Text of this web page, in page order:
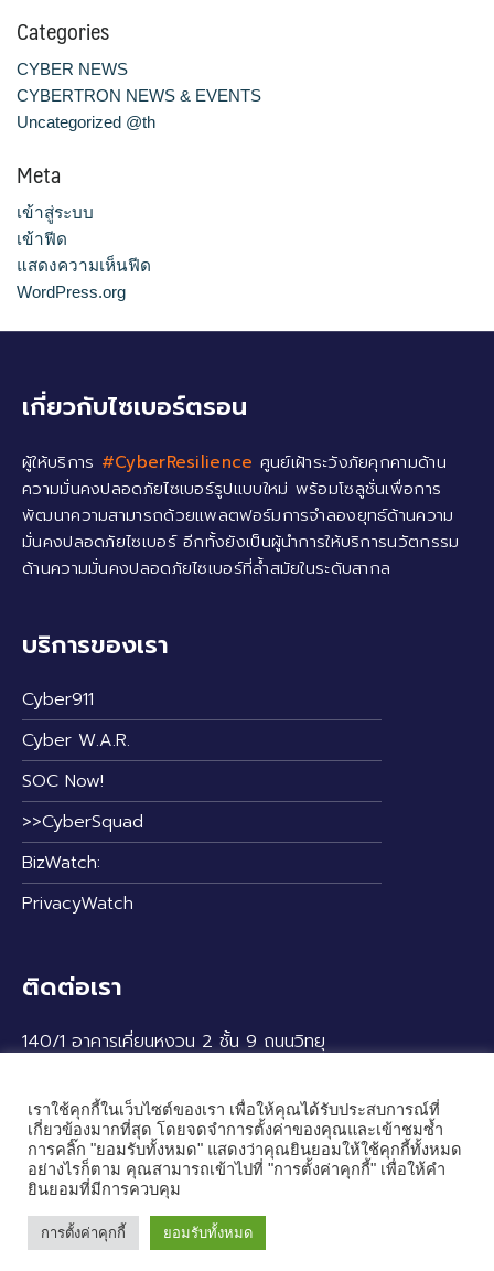
Categories
CYBER NEWS
CYBERTRON NEWS & EVENTS
Uncategorized @th
Meta
เข้าสู่ระบบ
เข้าฟีด
แสดงความเห็นฟีด
WordPress.org
เกี่ยวกับไซเบอร์ตรอน
ผู้ให้บริการ #CyberResilience ศูนย์เฝ้าระวังภัยคุกคามด้าน
ความมั่นคงปลอดภัยไซเบอร์รูปแบบใหม่ พร้อมโซลูชั่นเพื่อการ
พัฒนาความสามารถด้วยแพลตฟอร์มการจำลองยุทธ์ด้านความ
มั่นคงปลอดภัยไซเบอร์ อีกทั้งยังเป็นผู้นำการให้บริการนวัตกรรม
ด้านความมั่นคงปลอดภัยไซเบอร์ที่ล้ำสมัยในระดับสากล
บริการของเรา
Cyber911
Cyber W.A.R.
SOC Now!
>>CyberSquad
BizWatch:
PrivacyWatch
ติดต่อเรา
140/1 อาคารเคี่ยนหงวน 2 ชั้น 9 ถนนวิทยุ
© 2024 — Cybertron Co., Ltd. All rights reserved.
เราใช้คุกกี้ในเว็บไซต์ของเรา เพื่อให้คุณได้รับประสบการณ์ที่
เกี่ยวข้องมากที่สุด โดยจดจำการตั้งค่าของคุณและเข้าชมซ้ำ
การคลิ๊ก "ยอมรับทั้งหมด" แสดงว่าคุณยินยอมให้ใช้คุกกี้ทั้งหมด
อย่างไรก็ตาม คุณสามารถเข้าไปที่ "การตั้งค่าคุกกี้" เพื่อให้คำ
ยินยอมที่มีการควบคุม
การตั้งค่าคุกกี้ ยอมรับทั้งหมด